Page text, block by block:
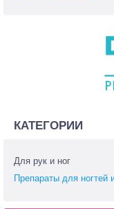
КАТЕГОРИИ
Для рук и ног
Препараты для ногтей